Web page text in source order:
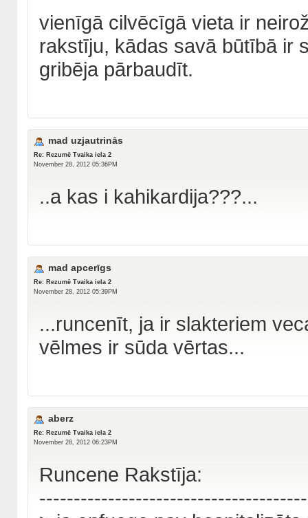
vienīgā cilvēcīgā vieta ir
rakstīju, kādas savā būtībā ir
gribēja pārbaudīt.
mad uzjautrinās
Re: Rezumē Tvaika iela 2
November 28, 2012 05:36PM
..a kas i kahikardija???...
mad apcerīgs
Re: Rezumē Tvaika iela 2
November 28, 2012 05:39PM
...runcenīt, ja ir slakteriem
vēlmes ir sūda vērtas...
aberz
Re: Rezumē Tvaika iela 2
November 28, 2012 06:23PM
Runcene Rakstīja: